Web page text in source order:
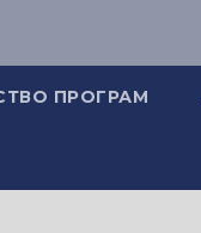
ПРОГРАМ